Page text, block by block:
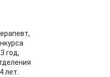
год,
лет.